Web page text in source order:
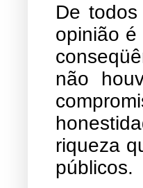
De
opinião
não
riqueza
públicos.